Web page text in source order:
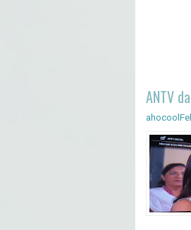
ANTV
ahocool